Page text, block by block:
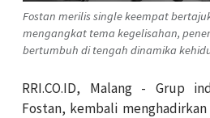
Fostan merilis single keempat
mengangkat tema kegelisahan,
bertumbuh di tengah dinamika
RRI.CO.ID, Malang - Grup
Fostan, kembali